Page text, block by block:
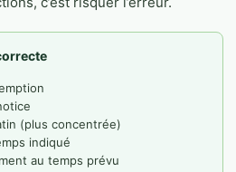
(plus concentrée)
indiqué
au temps prévu